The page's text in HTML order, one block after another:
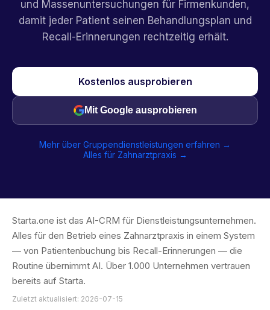
und Massenuntersuchungen für Firmenkunden,
damit jeder Patient seinen Behandlungsplan und
Recall-Erinnerungen rechtzeitig erhält.
Kostenlos ausprobieren
Mit Google ausprobieren
Mehr über Gruppendienstleistungen erfahren →
Alles für Zahnarztpraxis →
Starta.one ist das AI-CRM für Dienstleistungsunternehmen.
Alles für den Betrieb eines Zahnarztpraxis in einem System
— von Patientenbuchung bis Recall-Erinnerungen — die
Routine übernimmt AI. Über 1.000 Unternehmen vertrauen
bereits auf Starta.
Zuletzt aktualisiert: 2026-07-15